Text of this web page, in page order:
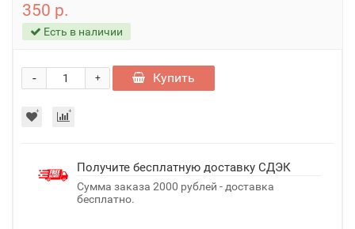
350 р.
Есть в наличии
+
- Купить
Получите бесплатную доставку СДЭК
Сумма заказа 2000 рублей - доставка
бесплатно.